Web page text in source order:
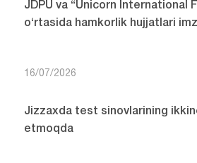
JDPU va “Unicorn International
o‘rtasida hamkorlik hujjatlari
16/07/2026
Jizzaxda test sinovlarining
etmoqda